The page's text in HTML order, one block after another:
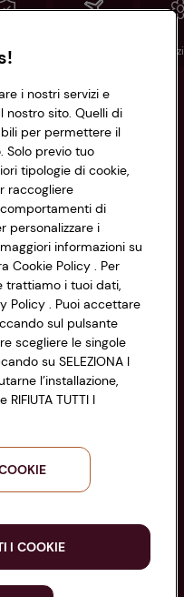
i nostri servizi e
nostro sito. Quelli di
per permettere il
Solo previo tuo
tipologie di cookie,
raccogliere
di
personalizzare i
informazioni su
Cookie Policy . Per
trattiamo i tuoi dati,
Policy . Puoi accettare
sul pulsante
scegliere le singole
su SELEZIONA I
l’installazione,
TUTTI I
I COOKIE